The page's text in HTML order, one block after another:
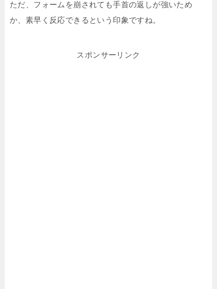
ただ、フォームを崩されても手首の返しが強いため
か、素早く反応できるという印象ですね。
スポンサーリンク